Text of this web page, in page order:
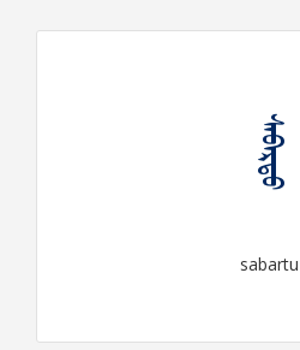
ᠰᠠᠪᠠᠷᠲᠤ
sabartu